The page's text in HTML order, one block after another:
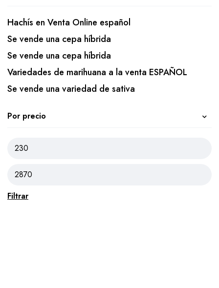
Hachís en Venta Online español
Se vende una cepa híbrida
Se vende una cepa híbrida
Variedades de marihuana a la venta ESPAÑOL
Se vende una variedad de sativa
Por precio
Filtrar